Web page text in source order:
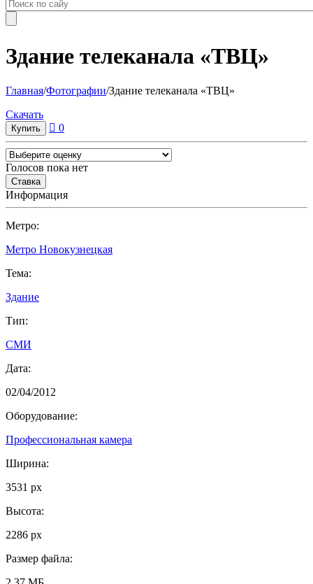
Здание телеканала «ТВЦ»
Главная/Фотографии/Здание телеканала «ТВЦ»
Cкачать
0
Голосов пока нет
Информация
Метро:
Метро Новокузнецкая
Тема:
Здание
Тип:
СМИ
Дата:
02/04/2012
Оборудование:
Профессиональная камера
Ширина:
3531 px
Высота:
2286 px
Размер файла: